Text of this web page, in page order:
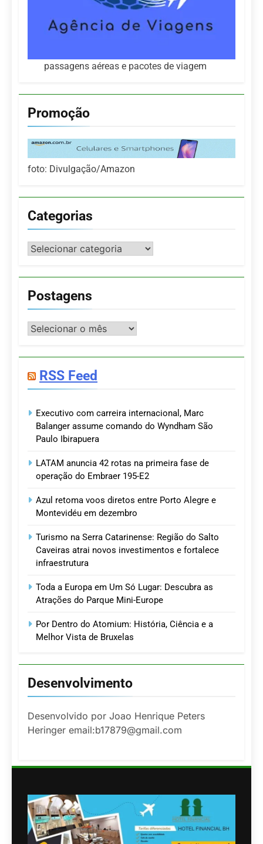
passagens aéreas e pacotes de viagem
Promoção
foto: Divulgação/Amazon
Categorias
Categorias
Postagens
Postagens
RSS Feed
Executivo com carreira internacional, Marc
Balanger assume comando do Wyndham São
Paulo Ibirapuera
LATAM anuncia 42 rotas na primeira fase de
operação do Embraer 195-E2
Azul retoma voos diretos entre Porto Alegre e
Montevidéu em dezembro
Turismo na Serra Catarinense: Região do Salto
Caveiras atrai novos investimentos e fortalece
infraestrutura
Toda a Europa em Um Só Lugar: Descubra as
Atrações do Parque Mini-Europe
Por Dentro do Atomium: História, Ciência e a
Melhor Vista de Bruxelas
Desenvolvimento
Desenvolvido por Joao Henrique Peters
Heringer email:b17879@gmail.com